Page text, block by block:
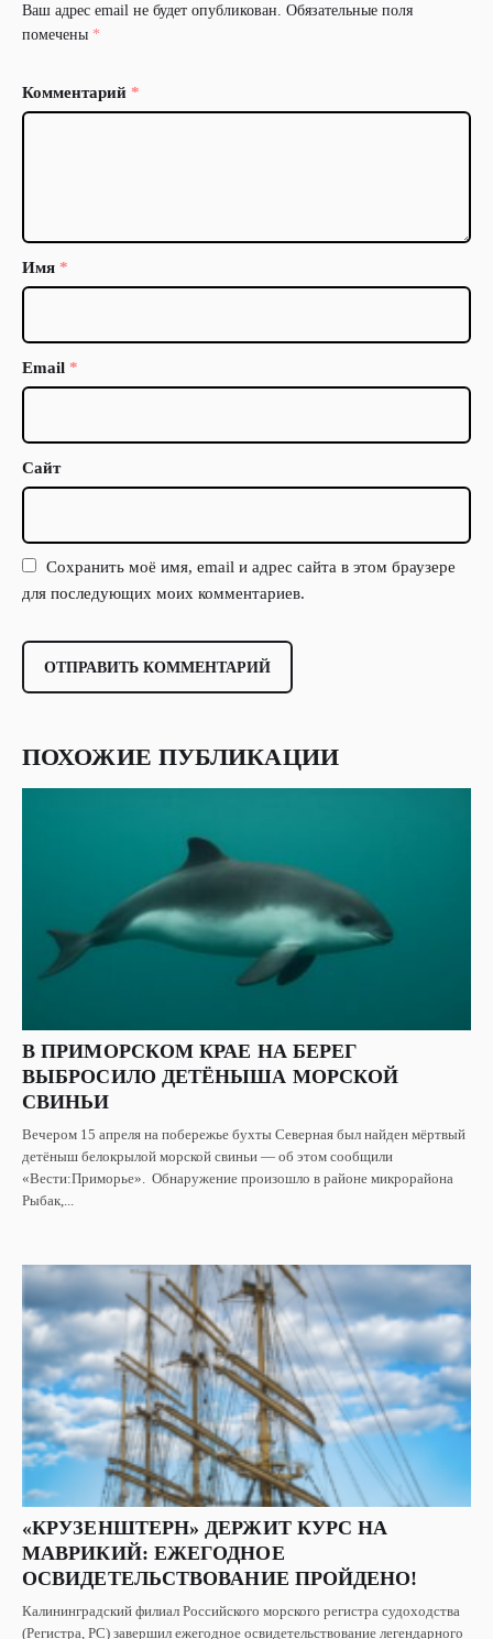
Ваш адрес email не будет опубликован. Обязательные поля
помечены *
Комментарий *
Имя *
Email *
Сайт
Сохранить моё имя, email и адрес сайта в этом браузере
для последующих моих комментариев.
ПОХОЖИЕ ПУБЛИКАЦИИ
В ПРИМОРСКОМ КРАЕ НА БЕРЕГ
ВЫБРОСИЛО ДЕТЁНЫША МОРСКОЙ
СВИНЬИ
Вечером 15 апреля на побережье бухты Северная был найден мёртвый
детёныш белокрылой морской свиньи — об этом сообщили
«Вести:Приморье». Обнаружение произошло в районе микрорайона
Рыбак,...
«КРУЗЕНШТЕРН» ДЕРЖИТ КУРС НА
МАВРИКИЙ: ЕЖЕГОДНОЕ
ОСВИДЕТЕЛЬСТВОВАНИЕ ПРОЙДЕНО!
Калининградский филиал Российского морского регистра судоходства
(Регистра, РС) завершил ежегодное освидетельствование легендарного